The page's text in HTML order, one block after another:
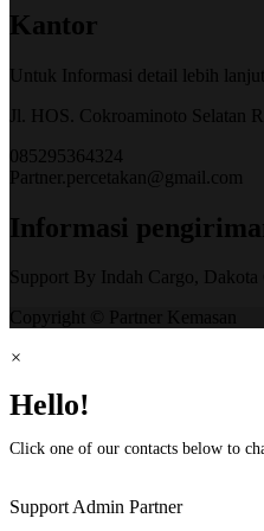
Kantor
Untuk Informasi detail lebih
Jl. HOS. Cokroaminoto Selatan
085295364324
Partner.percetakan@gmail.com
Informasi
Support By Indah Cargo,
Copyright © Partner Kemasan
×
Hello!
Click one of our contacts below to
SupportAdmin Partner